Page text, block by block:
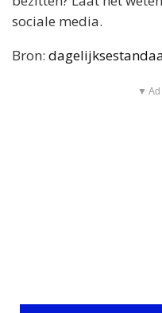
sociale media.
Bron:
▼ Ad